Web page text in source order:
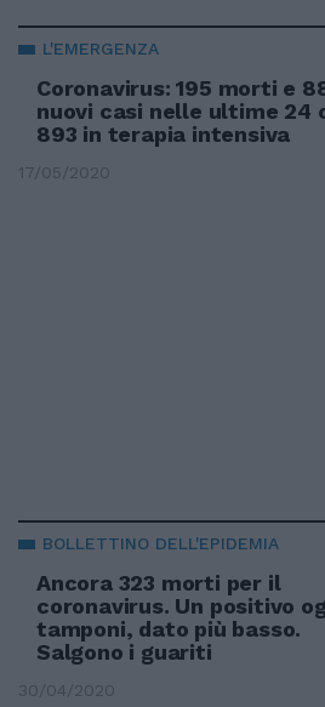
L'EMERGENZA
Coronavirus: 195 morti e
nuovi casi nelle ultime 24
893 in terapia intensiva
17/05/2020
BOLLETTINO DELL'EPIDEMIA
Ancora 323 morti per il
coronavirus. Un positivo
tamponi, dato più basso.
Salgono i guariti
30/04/2020